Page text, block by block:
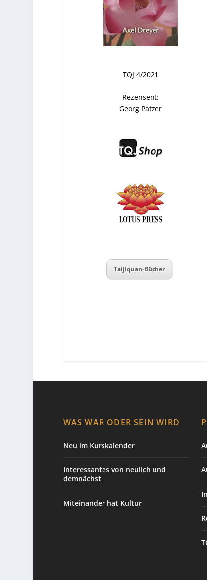
TQJ 4/2021
Rezensent:
Georg Patzer
Taijiquan-Bücher
WAS WAR ODER SEIN WIRD
Neu im Kurskalender
Interessantes von neulich und
demnächst
Miteinander hat Kultur